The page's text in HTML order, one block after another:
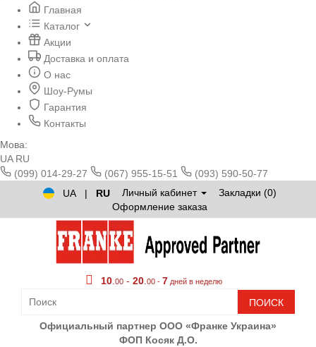
Главная
Каталог
Акции
Доставка и оплата
О нас
Шоу-Румы
Гарантия
Контакты
Мова:
UA RU
(099) 014-29-27
(067) 955-15-51
(093) 590-50-77
UA
| RU Личный кабинет
Закладки (0)
Оформление заказа
10 00 - 20 00 - 7 дней в неделю
ПОИСК
Официальный партнер ООО «Франке Украина»
ФОП Косяк Д.О.